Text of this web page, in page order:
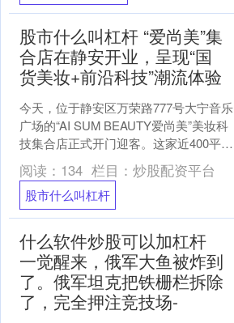
股市什么叫杠杆 “爱尚美”集
合店在静安开业，呈现“国
货美妆+前沿科技”潮流体验
今天，位于静安区万荣路777号大宁音乐
广场的“AI SUM BEAUTY爱尚美”美妆科
技集合店正式开门迎客。这家近400平方
米的沉浸式体验空间，是依托静安两大
特....
阅读： 134 栏目： 炒股配资平台
股市什么叫杠杆
什么软件炒股可以加杠杆
一觉醒来，俄军大鱼被炸到
了。俄军坦克把铁栅栏拆除
了，完全押注竞技场-